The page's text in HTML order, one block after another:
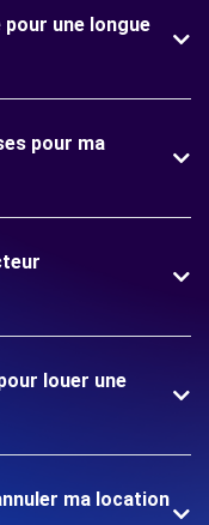
une longue
pour ma
louer une
ma location